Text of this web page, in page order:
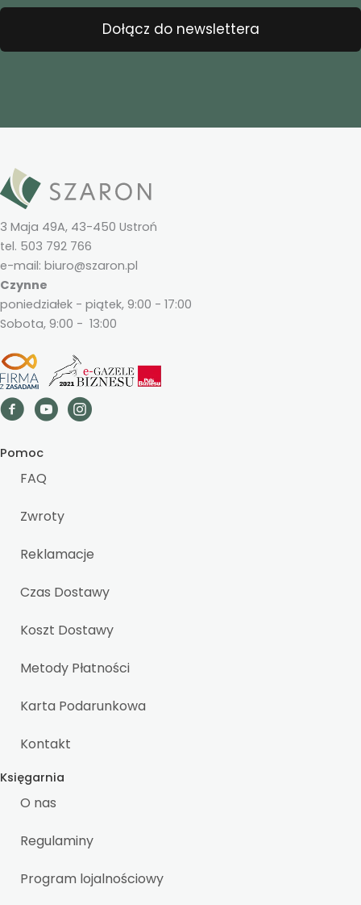
Dołącz do newslettera
3 Maja 49A, 43-450 Ustroń
tel. 503 792 766
e-mail: biuro@szaron.pl
Czynne
poniedziałek - piątek, 9:00 - 17:00
Sobota, 9:00 - 13:00
Pomoc
FAQ
Zwroty
Reklamacje
Czas Dostawy
Koszt Dostawy
Metody Płatności
Karta Podarunkowa
Kontakt
Księgarnia
O nas
Regulaminy
Program lojalnościowy